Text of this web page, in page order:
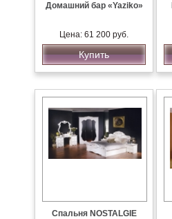
Домашний бар «Yaziko»
Цена: 61 200 руб.
Купить
Спальня NOSTALGIE